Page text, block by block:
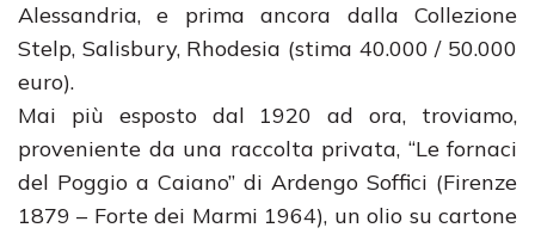
Alessandria, e prima ancora dalla Collezione
Stelp, Salisbury, Rhodesia (stima 40.000 / 50.000
euro).
Mai più esposto dal 1920 ad ora, troviamo,
proveniente da una raccolta privata, “Le fornaci
del Poggio a Caiano” di Ardengo Soffici (Firenze
1879 – Forte dei Marmi 1964), un olio su cartone